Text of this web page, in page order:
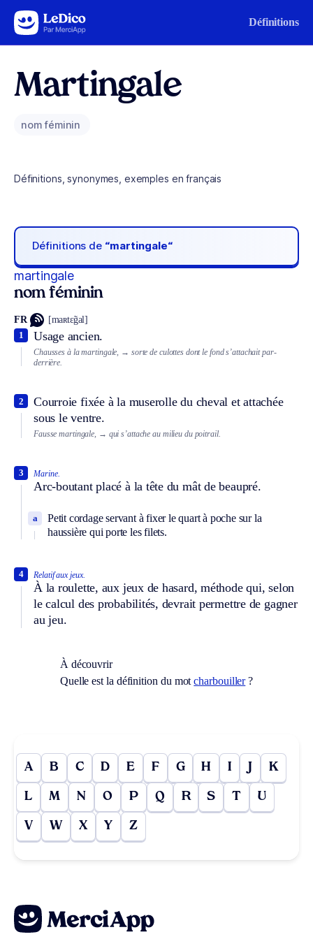
Aller au contenu Définitions
Martingale
nom féminin
Définitions, synonymes, exemples en français
Définitions de “martingale“
martingale
nom féminin
FR [maʀtɛ̃gal]
Usage ancien.
1
Chausses à la martingale, → sorte de culottes dont le fond s’attachait par-
derrière.
Courroie fixée à la muserolle du cheval et attachée
sous le ventre.
2
Fausse martingale, → qui s’attache au milieu du poitrail.
Marine.
Arc-boutant placé à la tête du mât de beaupré.
3
Petit cordage servant à fixer le quart à poche sur la
haussière qui porte les filets.
a
Relatif aux jeux.
À la roulette, aux jeux de hasard, méthode qui, selon
le calcul des probabilités, devrait permettre de gagner
au jeu.
4
À découvrir
Quelle est la définition du motcharbouiller?
A B C D E F G H I J K
L M N O P Q R S T U
V W X Y Z